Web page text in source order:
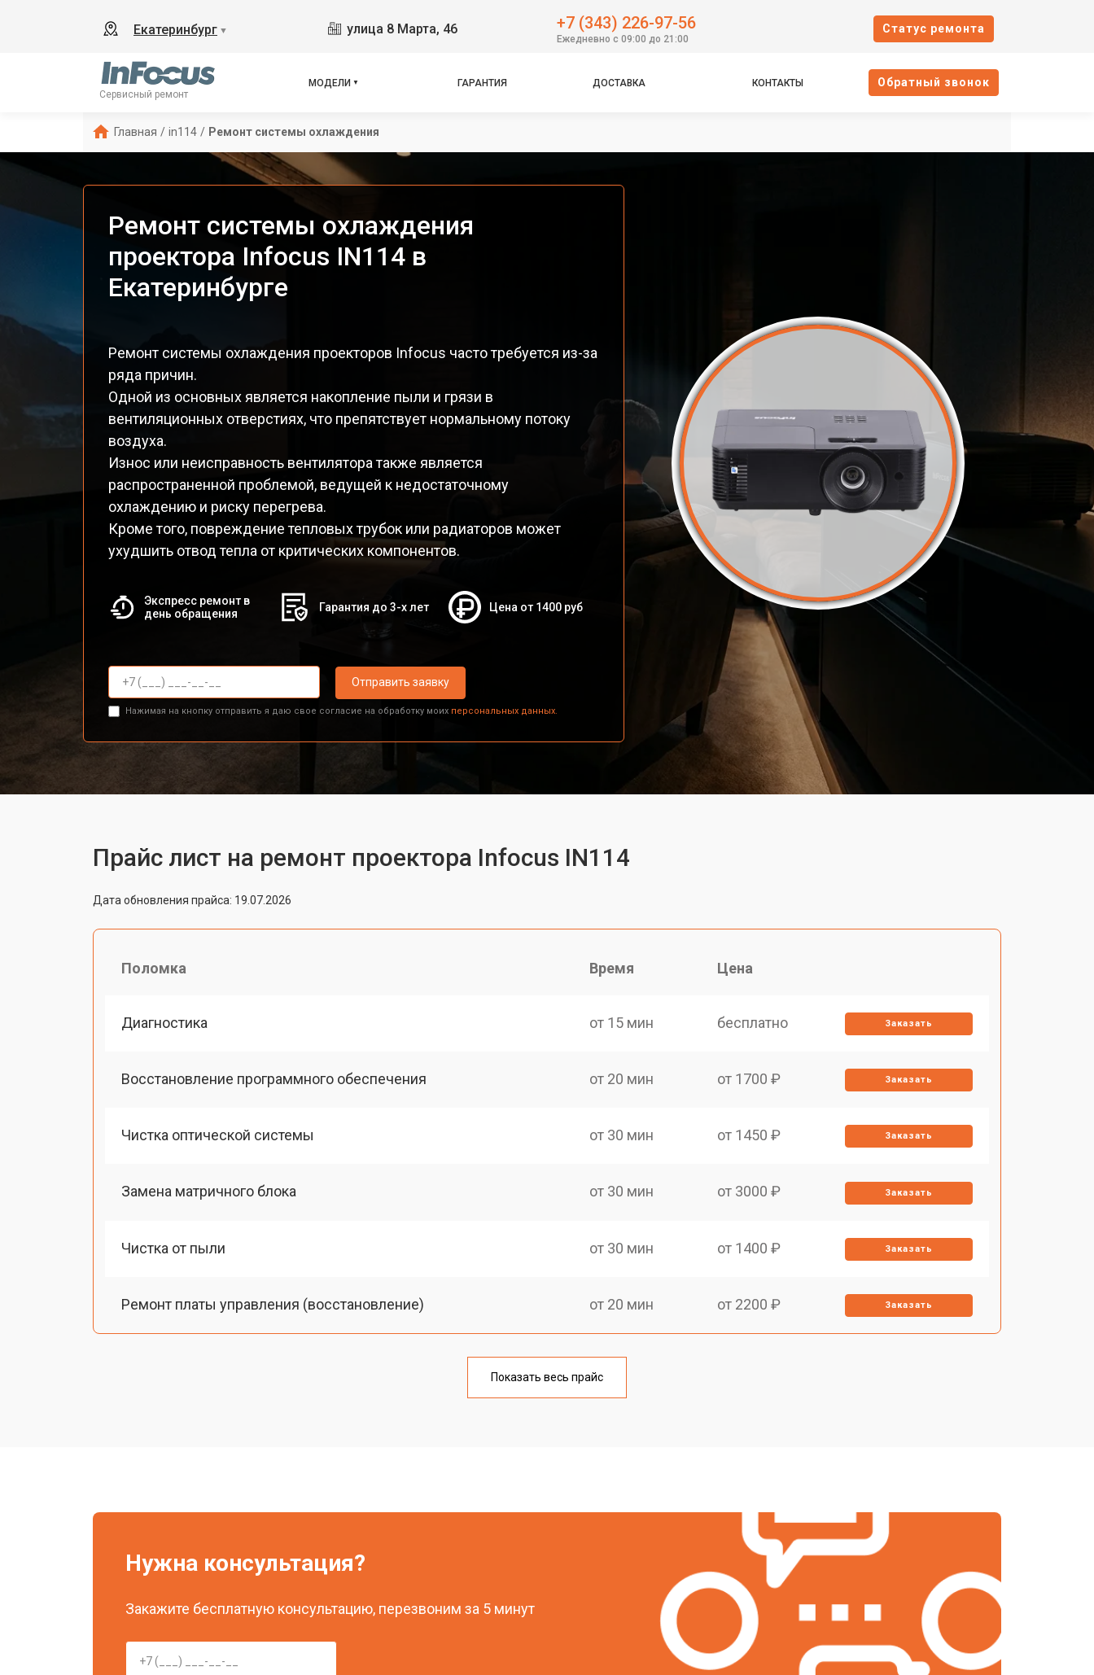
Екатеринбург ▼ улица 8 Марта, 46 +7 (343) 226-97-56
Ежедневно с 09:00 до 21:00
Cтатус ремонта
Сервисный ремонт
МОДЕЛИ ГАРАНТИЯ ДОСТАВКА КОНТАКТЫ Oбратный звонок
Главная / in114 / Ремонт системы охлаждения
Ремонт системы охлаждения
проектора Infocus IN114 в
Екатеринбурге
Ремонт системы охлаждения проекторов Infocus часто требуется из-за
ряда причин.
Одной из основных является накопление пыли и грязи в
вентиляционных отверстиях, что препятствует нормальному потоку
воздуха.
Износ или неисправность вентилятора также является
распространенной проблемой, ведущей к недостаточному
охлаждению и риску перегрева.
Кроме того, повреждение тепловых трубок или радиаторов может
ухудшить отвод тепла от критических компонентов.
Экспресс ремонт в
день обращения
Гарантия до 3-х лет Цена от 1400 руб
Отправить заявку
Нажимая на кнопку отправить я даю свое согласие на обработку моих персональных данных.
Прайс лист на ремонт проектора Infocus IN114
Дата обновления прайса: 19.07.2026
Поломка Время Цена
Диагностика от 15 мин бесплатно Заказать
Восстановление программного обеспечения от 20 мин от 1700 ₽ Заказать
Чистка оптической системы от 30 мин от 1450 ₽ Заказать
Замена матричного блока от 30 мин от 3000 ₽ Заказать
Чистка от пыли от 30 мин от 1400 ₽ Заказать
Ремонт платы управления (восстановление) от 20 мин от 2200 ₽ Заказать
от 30 мин
от 2000 ₽
от 2000 ₽ Заказать
Замена блока розжига от 1900 ₽ Заказать
Показать весь прайс
Нужна консультация?
Закажите бесплатную консультацию, перезвоним за 5 минут